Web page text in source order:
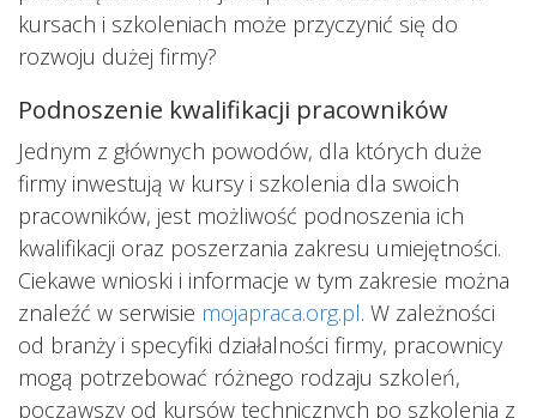
kursach i szkoleniach może przyczynić się do
rozwoju dużej firmy?
Podnoszenie kwalifikacji pracowników
Jednym z głównych powodów, dla których duże
firmy inwestują w kursy i szkolenia dla swoich
pracowników, jest możliwość podnoszenia ich
kwalifikacji oraz poszerzania zakresu umiejętności.
Ciekawe wnioski i informacje w tym zakresie można
znaleźć w serwisie mojapraca.org.pl. W zależności
od branży i specyfiki działalności firmy, pracownicy
mogą potrzebować różnego rodzaju szkoleń,
począwszy od kursów technicznych po szkolenia z